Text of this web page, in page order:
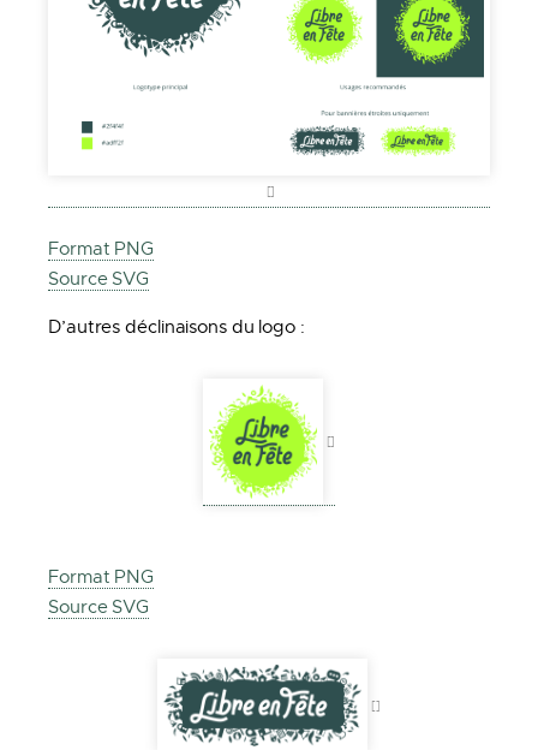
Format PNG
Source SVG
D’autres déclinaisons du logo :
Format PNG
Source SVG